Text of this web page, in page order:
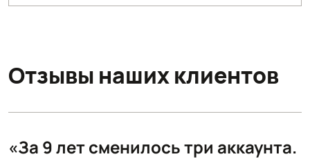
Отзывы наших клиентов
«За 9 лет сменилось три аккаунта.